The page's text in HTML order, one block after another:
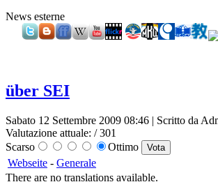
News esterne
über SEI
Sabato 12 Settembre 2009 08:46 | Scritto da
Valutazione attuale: / 301
Scarso
Ottimo
Webseite - Generale
There are no translations available.